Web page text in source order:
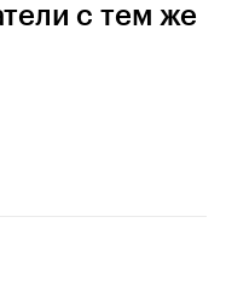
с тем же